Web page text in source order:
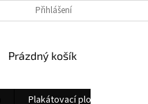
Přihlášení
NÁKUPNÍ
Prázdný košík
Plakátovací plochy